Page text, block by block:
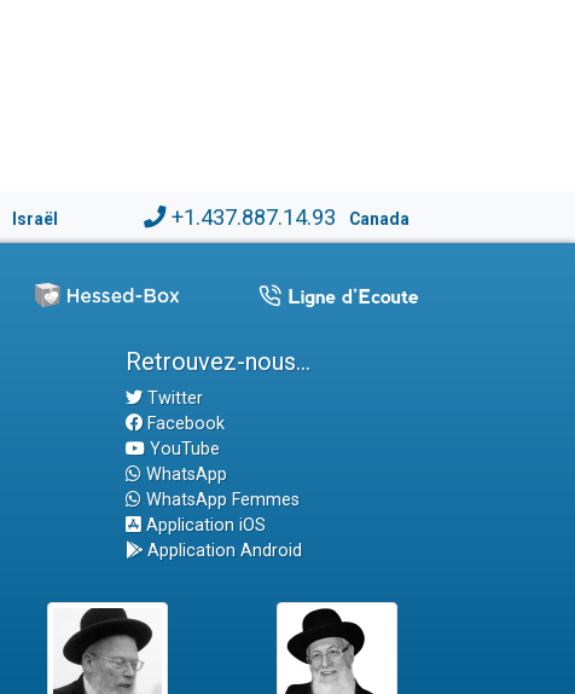
Israël +1.437.887.14.93 Canada
Retrouvez-nous...
Twitter
Facebook
YouTube
WhatsApp
WhatsApp Femmes
Application iOS
Application Android